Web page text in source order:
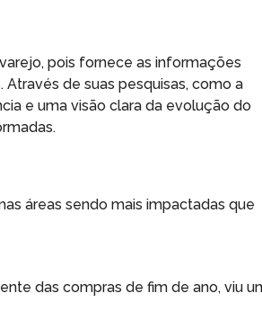
pois fornece as informações
de suas pesquisas, como a
e uma visão clara da evolução do
áreas sendo mais impactadas que
das compras de fim de ano, viu